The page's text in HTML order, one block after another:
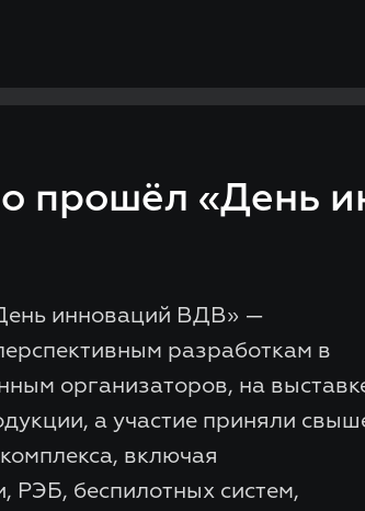
прошёл «День
инноваций ВДВ» —
разработкам в
организаторов, на
а участие приняли
включая
РЭБ, беспилотных систем,